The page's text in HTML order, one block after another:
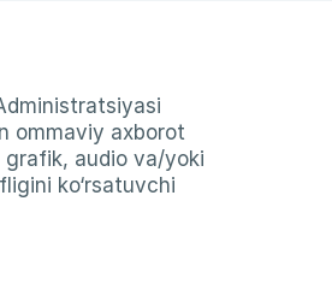
ommaviy axborot
grafik, audio va/yoki
ko‘rsatuvchi